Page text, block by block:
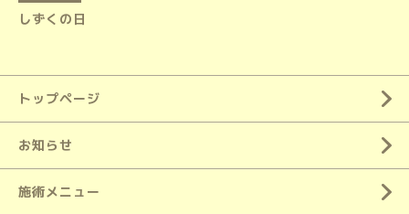
しずくの日
トップページ
お知らせ
施術メニュー